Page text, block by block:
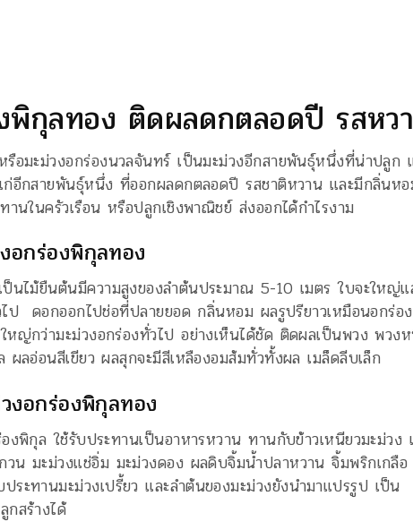
พิกุลทอง ติดผลดกตลอดปี รสหว
อมะม่วงอกร่องนวลจันทร์ เป็นมะม่วงอีกสายพันธุ์หนึ่งที่น่าปลูก
ก่อีกสายพันธุ์หนึ่ง ที่ออกผลดกตลอดปี รสชาติหวาน และมีกลิ่นห
านในครัวเรือน หรือปลูกเชิงพาณิชย์ ส่งออกได้กำไรงาม
อกร่องพิกุลทอง
นไม้ยืนต้นมีความสูงของลำต้นประมาณ 5-10 เมตร ใบจะใหญ่แ
ไป ดอกออกไปช่อที่ปลายยอด กลิ่นหอม ผลรูปรียาวเหมือนอกร่อง
ญ่กว่ามะม่วงอกร่องทั่วไป อย่างเห็นได้ชัด ติดผลเป็นพวง พวง
ลอ่อนสีเขียว ผลสุกจะมีสีเหลืองอมส้มทั่วทั้งผล เมล็ดลีบเล็ก
งอกร่องพิกุลทอง
งพิกุล ใช้รับประทานเป็นอาหารหวาน ทานกับข้าวเหนียวมะม่วง
วน มะม่วงแช่อิ่ม มะม่วงดอง ผลดิบจิ้มน้ำปลาหวาน จิ้มพริกเกลือ
ระทานมะม่วงเปรี้ยว และลำต้นของมะม่วงยังนำมาแปรรูป เป็น
กสร้างได้